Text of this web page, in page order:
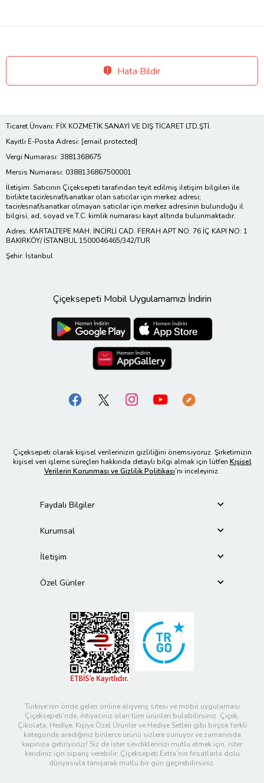
Hata Bildir
Ticaret Ünvanı: FİX KOZMETİK SANAYİ VE DIŞ TİCARET LTD.ŞTİ.
Kayıtlı E-Posta Adresi: [email protected]
Vergi Numarası: 3881368675
Mersis Numarası: 0388136867500001
İletişim: Satıcının Çiçeksepeti tarafından teyit edilmiş iletişim bilgileri ile
birlikte tacir/esnaf/sanatkar olan satıcılar için merkez adresi;
tacir/esnaf/sanatkar olmayan satıcılar için merkez adresinin bulunduğu il
bilgisi, ad, soyad ve T.C. kimlik numarası kayıt altında bulunmaktadır.
Adres: KARTALTEPE MAH. İNCİRLİ CAD. FERAH APT NO: 76 İÇ KAPI NO: 1
BAKIRKÖY/ İSTANBUL 1500046465/342/TUR
Şehir: İstanbul
Çiçeksepeti Mobil Uygulamamızı İndirin
Çiçeksepeti olarak kişisel verilerinizin gizliliğini önemsiyoruz. Şirketimizin
kişisel veri işleme süreçleri hakkında detaylı bilgi almak için lütfen Kişisel
Verilerin Korunması ve Gizlilik Politikası’nı inceleyiniz.
Faydalı Bilgiler
Kurumsal
İletişim
Özel Günler
Türkiye’nin önde gelen online alışveriş sitesi ve mobil uygulaması
Çiçeksepeti’nde, ihtiyacınız olan tüm ürünleri bulabilirsiniz. Çiçek,
Çikolata, Hediye, Kişiye Özel Ürünler ve Hediye Setleri gibi birçok farklı
kategoride aradığınız binlerce ürünü sizlere sunuyor ve zamanında
kapınıza getiriyoruz! Siz de ister sevdiklerinizi mutlu etmek için, ister
kendiniz için sipariş verebilir; Çiçeksepeti Extra’nın fırsatlarla dolu
dünyasıyla tanışarak mutlu bir gün geçirebilirsiniz.